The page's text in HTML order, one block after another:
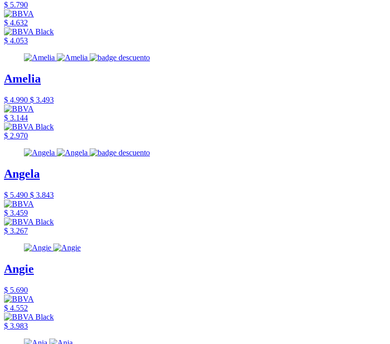
$ 5.790
$ 4.632
$ 4.053
Amelia
$ 4.990 $ 3.493
$ 3.144
$ 2.970
Angela
$ 5.490 $ 3.843
$ 3.459
$ 3.267
Angie
$ 5.690
$ 4.552
$ 3.983